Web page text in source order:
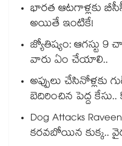
భారత ఆటగాళ్లకు
అయితే ఇంటికే!
జ్యోతిష్యం: ఆగస్టు
వారు ఏం చేయాలి..
అప్పులు చేసినోళ్లకు
బెదిరించిన పెద్ద కేసు..
Dog Attacks
కరవబోయిన కుక్క..